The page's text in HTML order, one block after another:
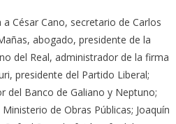
César Cano, secretario de Carlos
abogado, presidente de la
del Real, administrador de la firma
presidente del Partido Liberal;
del Banco de Galiano y Neptuno;
de Obras Públicas; Joaquín